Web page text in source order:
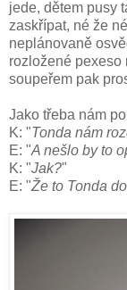
jede, dětem pusy
zaskřípat, né že
neplánovaně
rozložené pexeso
soupeřem pak
Jako třeba nám
K: "Tonda nám
E: "A nešlo by to
K: "Jak?"
E: "Že to Tonda